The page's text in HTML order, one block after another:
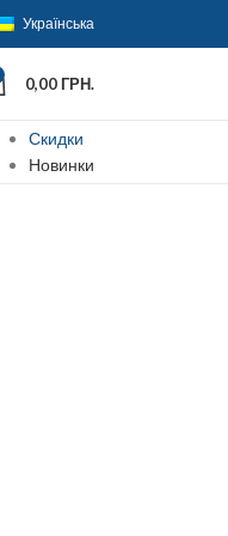
Українська
0,00ГРН.
Скидки
Новинки